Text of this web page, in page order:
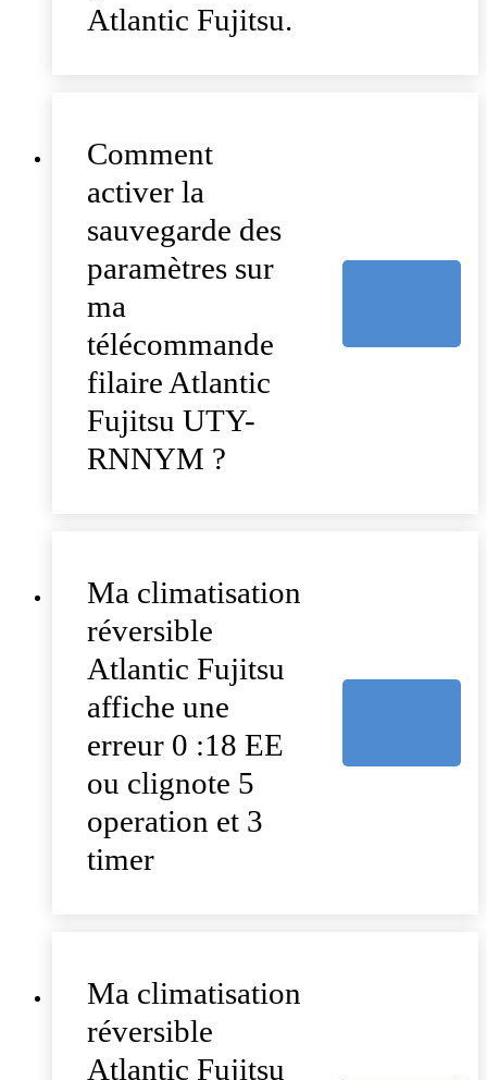
Atlantic Fujitsu.
Comment
activer la
sauvegarde des
paramètres sur
ma
télécommande
filaire Atlantic
Fujitsu UTY-
RNNYM ?
Ma climatisation
réversible
Atlantic Fujitsu
affiche une
erreur 0 :18 EE
ou clignote 5
operation et 3
timer
Ma climatisation
réversible
Atlantic Fujitsu